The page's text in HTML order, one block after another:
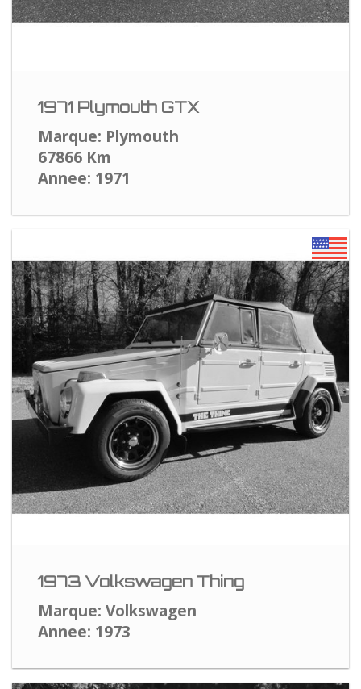
1971 Plymouth GTX
Marque: Plymouth
67866 Km
Annee: 1971
1973 Volkswagen Thing
Marque: Volkswagen
Annee: 1973